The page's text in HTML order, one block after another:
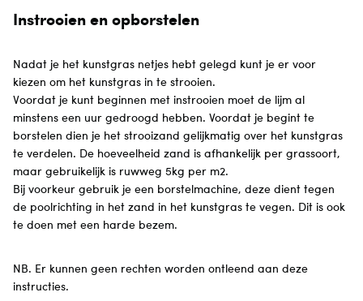
Instrooien en opborstelen
Nadat je het kunstgras netjes hebt gelegd kunt je er voor
kiezen om het kunstgras in te strooien.
Voordat je kunt beginnen met instrooien moet de lijm al
minstens een uur gedroogd hebben. Voordat je begint te
borstelen dien je het strooizand gelijkmatig over het kunstgras
te verdelen. De hoeveelheid zand is afhankelijk per grassoort,
maar gebruikelijk is ruwweg 5kg per m2.
Bij voorkeur gebruik je een borstelmachine, deze dient tegen
de poolrichting in het zand in het kunstgras te vegen. Dit is ook
te doen met een harde bezem.
NB. Er kunnen geen rechten worden ontleend aan deze
instructies.